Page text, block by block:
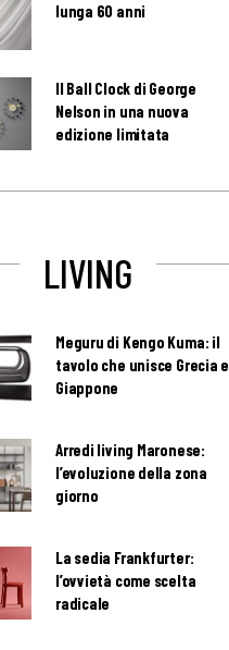
lunga 60 anni
Il Ball Clock di George
Nelson in una nuova
edizione limitata
LIVING
Meguru di Kengo Kuma: il
tavolo che unisce Grecia e
Giappone
Arredi living Maronese:
l’evoluzione della zona
giorno
La sedia Frankfurter:
l’ovvietà come scelta
radicale